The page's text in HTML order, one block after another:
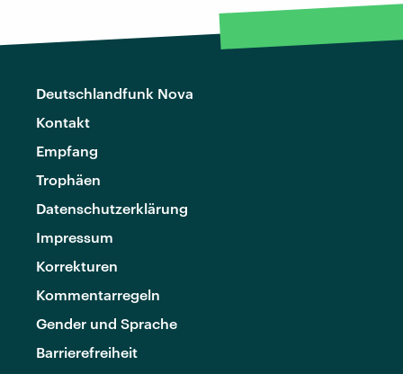
Deutschlandfunk Nova
Kontakt
Empfang
Trophäen
Datenschutzerklärung
Impressum
Korrekturen
Kommentarregeln
Gender und Sprache
Barrierefreiheit